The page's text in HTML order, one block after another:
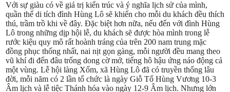
Với sự giàu có về giá trị kiến trúc và ý nghĩa lịch sử của mình,
quần thể di tích đình Hùng Lô sẽ khiến cho mỗi du khách đều thích
thú, trầm trồ khi về đây. Đặc biệt hơn nữa, nếu đến với đình Hùng
Lô trong những dịp hội lễ, du khách sẽ được hòa mình trong lễ
rước kiệu quy mô rất hoành tráng của trên 200 nam trung mặc
đồng phục thống nhất, nai nịt gọn gàng, mỗi người đều mang theo
vũ khí đi đến đâu trống dong cờ mở, tiếng hô hậu ứng náo động cả
một vùng. Lễ hội làng Xốm, xã Hùng Lô đã có truyền thống lâu
đời, mỗi năm có 2 lần tổ chức là ngày Giỗ Tổ Hùng Vương 10-3
Âm lịch và lễ tiệc Thánh hóa vào ngày 12-9 Âm lịch. Nhưng lớn